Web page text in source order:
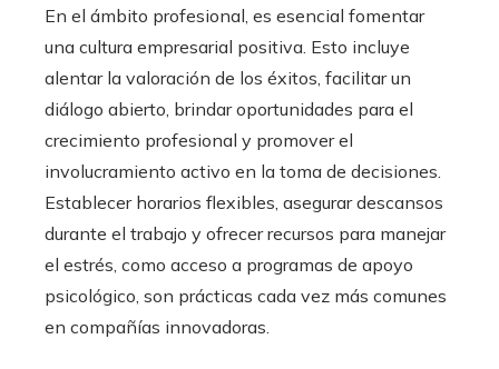
En el ámbito profesional, es esencial fomentar
una cultura empresarial positiva. Esto incluye
alentar la valoración de los éxitos, facilitar un
diálogo abierto, brindar oportunidades para el
crecimiento profesional y promover el
involucramiento activo en la toma de decisiones.
Establecer horarios flexibles, asegurar descansos
durante el trabajo y ofrecer recursos para manejar
el estrés, como acceso a programas de apoyo
psicológico, son prácticas cada vez más comunes
en compañías innovadoras.